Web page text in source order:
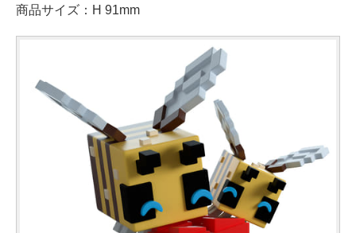
商品サイズ：H 91mm